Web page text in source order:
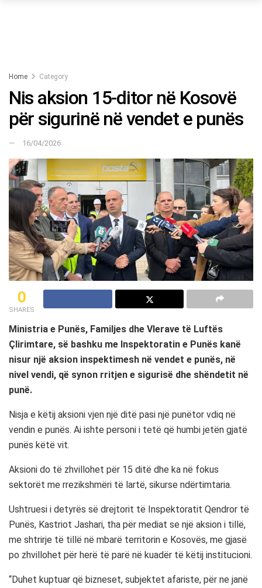
Home Category
Nis aksion 15-ditor në Kosovë
për sigurinë në vendet e punës
16/04/2026
0
SHARES
Ministria e Punës, Familjes dhe Vlerave të Luftës
Çlirimtare, së bashku me Inspektoratin e Punës kanë
nisur një aksion inspektimesh në vendet e punës, në
nivel vendi, që synon rritjen e sigurisë dhe shëndetit në
punë.
Nisja e këtij aksioni vjen një ditë pasi një punëtor vdiq në
vendin e punës. Ai ishte personi i tetë që humbi jetën gjatë
punës këtë vit.
Aksioni do të zhvillohet për 15 ditë dhe ka në fokus
sektorët me rrezikshmëri të lartë, sikurse ndërtimtaria.
Ushtruesi i detyrës së drejtorit të Inspektoratit Qendror të
Punës, Kastriot Jashari, tha për mediat se një aksion i tillë,
me shtrirje të tillë në mbarë territorin e Kosovës, me gjasë
po zhvillohet për herë të parë në kuadër të këtij institucioni.
“Duhet kuptuar që bizneset, subjektet afariste, për ne janë